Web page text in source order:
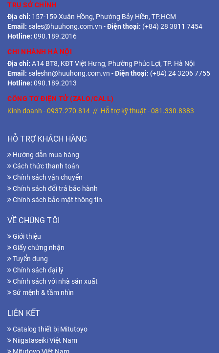
TRỤ SỞ CHÍNH
Địa chỉ: 157-159 Xuân Hồng, Phường Bảy Hiền, TP.HCM
Email: sales@huuhong.com.vn -Điện thoại: (+84) 28 3811 7454
Hotline: 090.189.2016
CHI NHÁNH HÀ NỘI
Địa chỉ: A14 BT8, KĐT Việt Hưng, Phường Phúc Lợi, TP. Hà Nội
Email: saleshn@huuhong.com.vn -Điện thoại: (+84) 24 3206 7755
Hotline: 090.189.2013
CÔNG TƠ ĐIỆN TỬ (ZALO/CALL)
Kinh doanh -0937.270.814 // Hỗ trợ kỹ thuật -081.330.8383
HỖ TRỢ KHÁCH HÀNG
Hướng dẫn mua hàng
Cách thức thanh toán
Chính sách vận chuyển
Chính sách đổi trả bảo hành
Chính sách bảo mật thông tin
VỀ CHÚNG TÔI
Giới thiệu
Giấy chứng nhận
Tuyển dụng
Chính sách đại lý
Chính sách với nhà sản xuất
Sứ mệnh & tầm nhìn
LIÊN KẾT
Catalog thiết bị Mitutoyo
Niigataseiki Việt Nam